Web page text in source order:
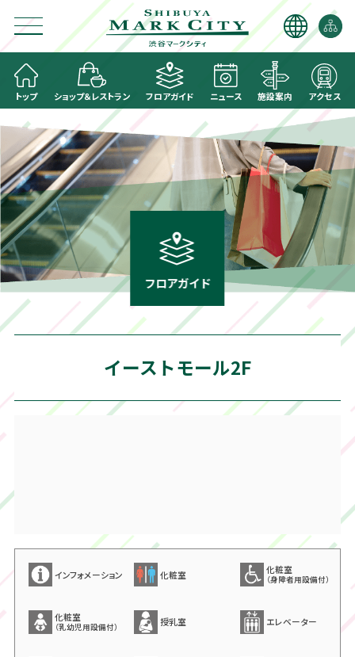
トップ ショップ＆レストラン フロアガイド ニュース 施設案内 アクセス
フロアガイド
イーストモール2F
インフォメーション 化粧室 化粧室
（身障者用設備付）
化粧室
（乳幼児用設備付） 授乳室 エレベーター